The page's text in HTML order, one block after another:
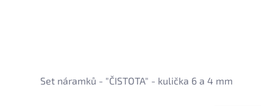
Set náramků - "ČISTOTA" - kulička 6 a 4 mm